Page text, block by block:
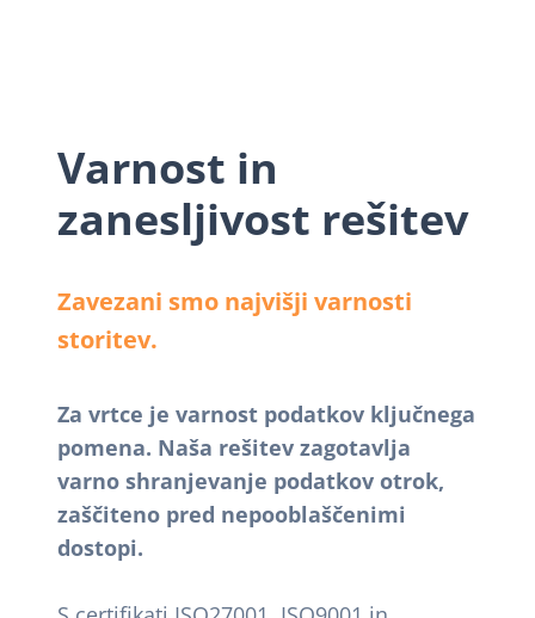
Varnost in
zanesljivost rešitev
Zavezani smo najvišji varnosti
storitev.
Za vrtce je varnost podatkov ključnega
pomena. Naša rešitev zagotavlja
varno shranjevanje podatkov otrok,
zaščiteno pred nepooblaščenimi
dostopi.